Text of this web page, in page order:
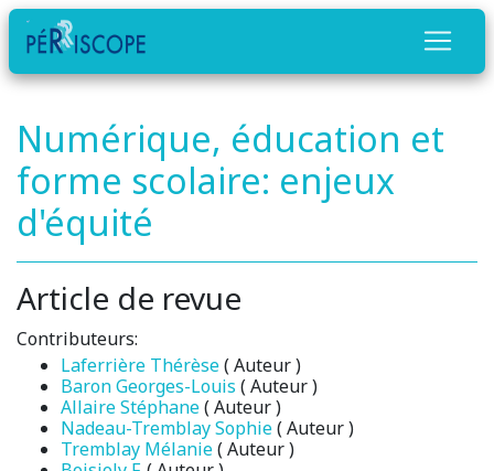
Numérique, éducation et
forme scolaire: enjeux
d'équité
Article de revue
Contributeurs:
Laferrière Thérèse( Auteur )
Baron Georges-Louis ( Auteur )
Allaire Stéphane( Auteur )
Nadeau-Tremblay Sophie( Auteur )
Tremblay Mélanie( Auteur )